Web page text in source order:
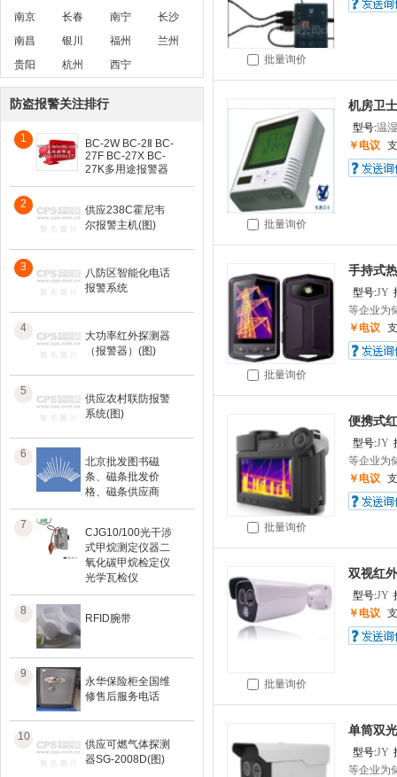
南京
长春 南宁
长沙
南昌
银川 福州
兰州
贵阳
杭州 西宁
防盗报警关注排行
1
BC-2W BC-2Ⅱ BC-
27F BC-27X BC-
27K多用途报警器
2
供应238C霍尼韦
尔报警主机(图)
3
八防区智能化电话
报警系统
4
大功率红外探测器
（报警器）(图)
5
供应农村联防报警
系统(图)
6
北京批发图书磁
条、磁条批发价
格、磁条供应商
7
CJG10/100光干涉
式甲烷测定仪器二
氧化碳甲烷检定仪
光学瓦检仪
8
RFID腕带
9
永华保险柜全国维
修售后服务电话
10
供应可燃气体探测
器SG-2008D(图)
批量询价
批量询价
机房卫
型号:温
￥电议
批量询价
手持式
型号:JY
等企业为
￥电议
批量询价
便携式
型号:JY
等企业为
￥电议
批量询价
双视红
型号:JY
￥电议
单筒双
型号:JY
等企业为